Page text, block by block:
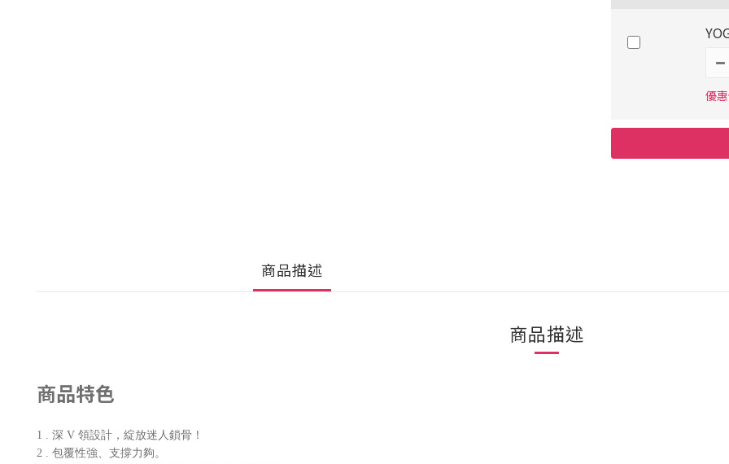
優
商品描述
商品描述
商品特色
1 . 深 V 領設計，綻放迷人鎖骨！
2 . 包覆性強、支撐力夠。